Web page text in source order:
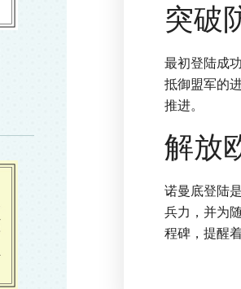
突破
最初登陆成
抵御盟军的
推进。
解放
诺曼底登陆
兵力，并为
程碑，提醒